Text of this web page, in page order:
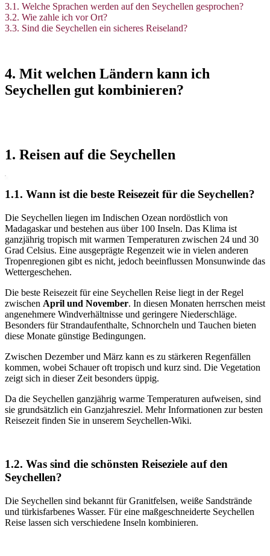
3.1. Welche Sprachen werden auf den Seychellen gesprochen?
3.2. Wie zahle ich vor Ort?
3.3. Sind die Seychellen ein sicheres Reiseland?
4. Mit welchen Ländern kann ich
Seychellen gut kombinieren?
1. Reisen auf die Seychellen
1.1. Wann ist die beste Reisezeit für die Seychellen?
Die Seychellen liegen im Indischen Ozean nordöstlich von
Madagaskar und bestehen aus über 100 Inseln. Das Klima ist
ganzjährig tropisch mit warmen Temperaturen zwischen 24 und 30
Grad Celsius. Eine ausgeprägte Regenzeit wie in vielen anderen
Tropenregionen gibt es nicht, jedoch beeinflussen Monsunwinde das
Wettergeschehen.
Die beste Reisezeit für eine Seychellen Reise liegt in der Regel
zwischen April und November. In diesen Monaten herrschen meist
angenehmere Windverhältnisse und geringere Niederschläge.
Besonders für Strandaufenthalte, Schnorcheln und Tauchen bieten
diese Monate günstige Bedingungen.
Zwischen Dezember und März kann es zu stärkeren Regenfällen
kommen, wobei Schauer oft tropisch und kurz sind. Die Vegetation
zeigt sich in dieser Zeit besonders üppig.
Da die Seychellen ganzjährig warme Temperaturen aufweisen, sind
sie grundsätzlich ein Ganzjahresziel. Mehr Informationen zur besten
Reisezeit finden Sie in unserem Seychellen-Wiki.
1.2. Was sind die schönsten Reiseziele auf den
Seychellen?
Die Seychellen sind bekannt für Granitfelsen, weiße Sandstrände
und türkisfarbenes Wasser. Für eine maßgeschneiderte Seychellen
Reise lassen sich verschiedene Inseln kombinieren.